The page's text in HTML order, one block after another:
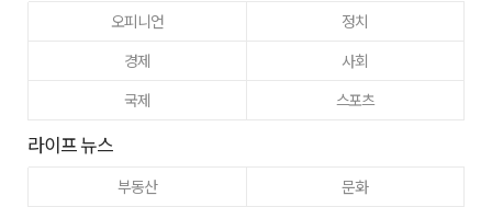
오피니언
정치
경제
사회
국제
스포츠
라이프 뉴스
부동산
문화